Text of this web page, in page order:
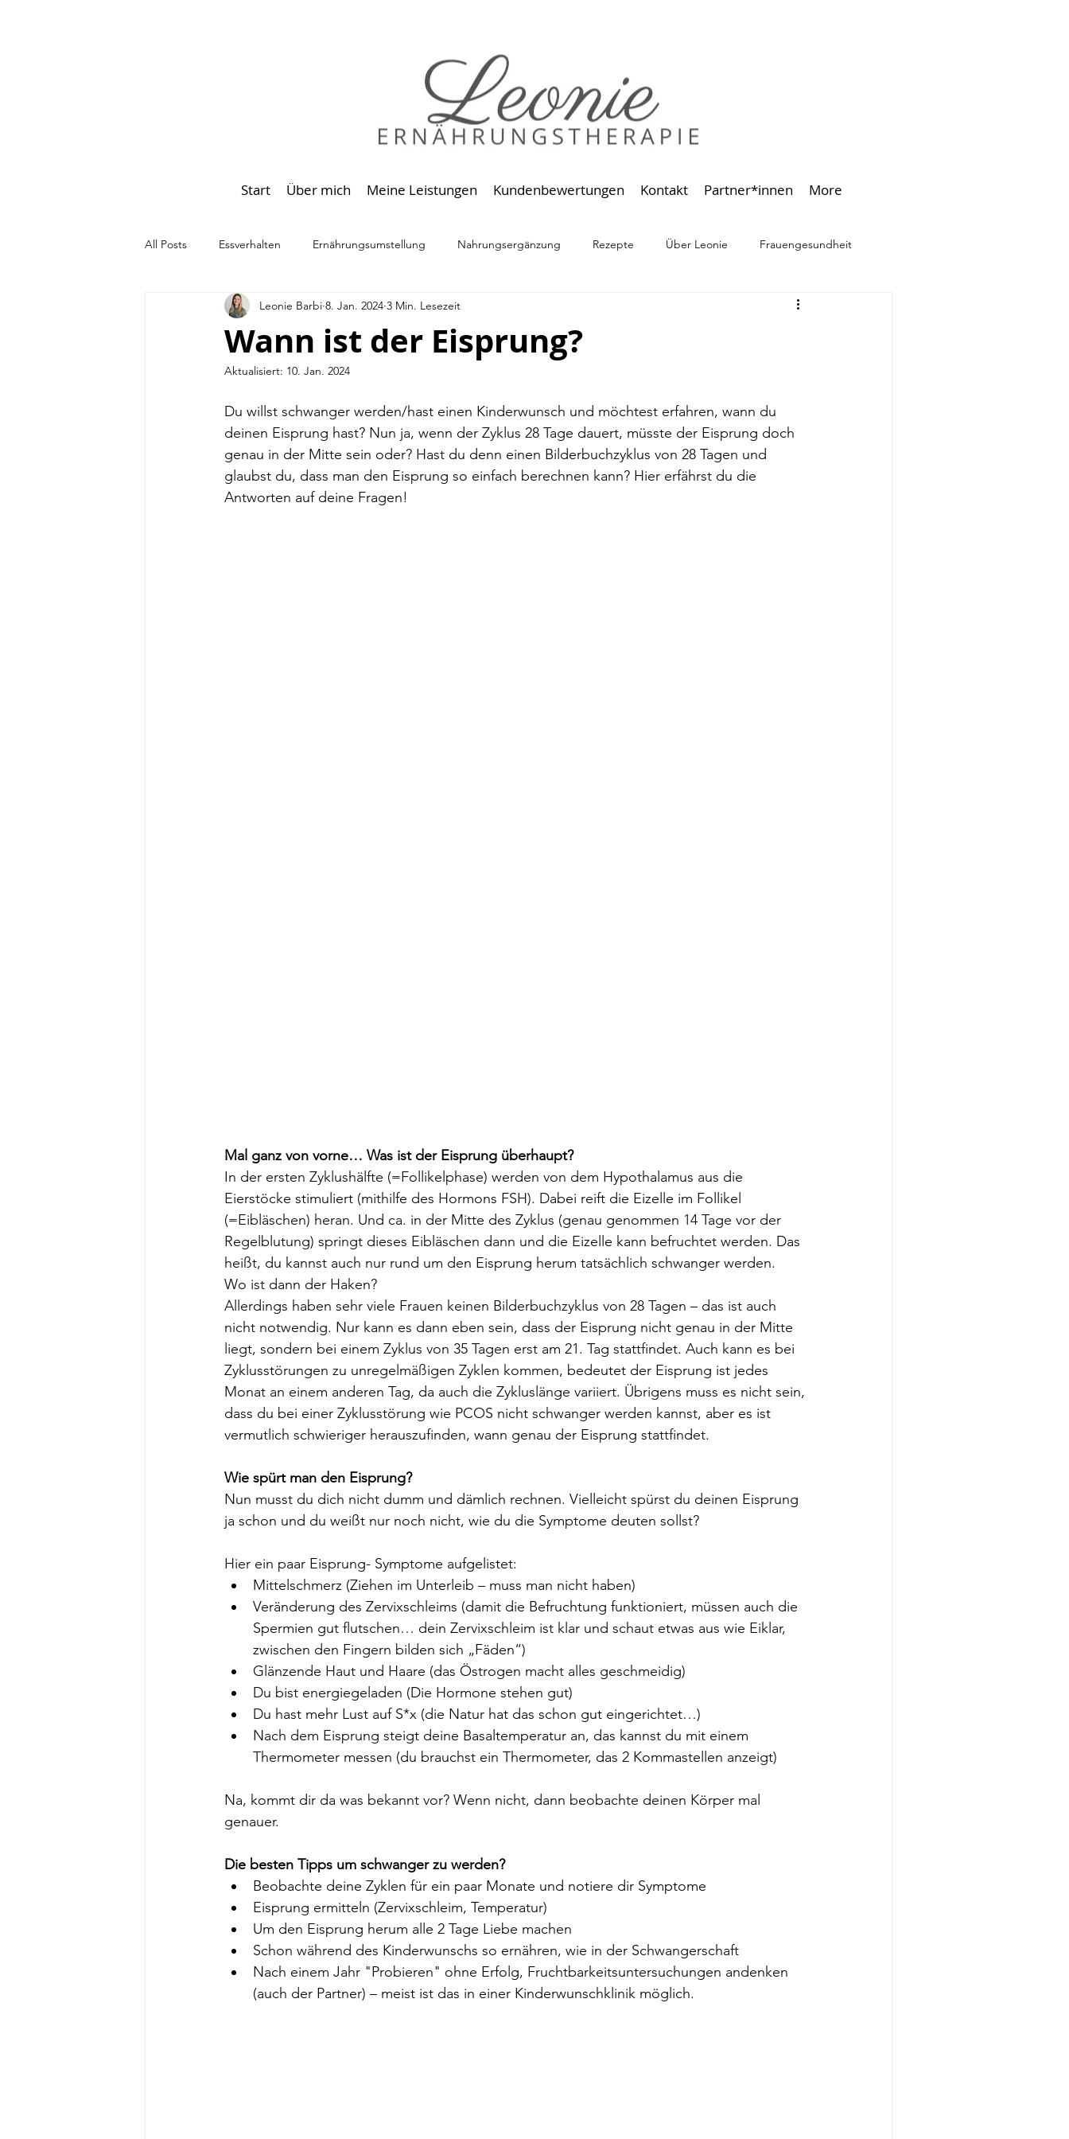
Start Über mich Meine Leistungen Kundenbewertungen Kontakt Partner*innen More
All Posts Essverhalten Ernährungsumstellung Nahrungsergänzung Rezepte Über Leonie Frauengesundheit
Diätmentalität
Wann ist der Eisprung?
Leonie Barbi 8. Jan. 2024 3 Min. Lesezeit
Aktualisiert: 10. Jan. 2024
Du willst schwanger werden/hast einen Kinderwunsch und möchtest erfahren, wann du
deinen Eisprung hast? Nun ja, wenn der Zyklus 28 Tage dauert, müsste der Eisprung doch
genau in der Mitte sein oder? Hast du denn einen Bilderbuchzyklus von 28 Tagen und
glaubst du, dass man den Eisprung so einfach berechnen kann? Hier erfährst du die
Antworten auf deine Fragen!
Mal ganz von vorne… Was ist der Eisprung überhaupt?
In der ersten Zyklushälfte (=Follikelphase) werden von dem Hypothalamus aus die
Eierstöcke stimuliert (mithilfe des Hormons FSH). Dabei reift die Eizelle im Follikel
(=Eibläschen) heran. Und ca. in der Mitte des Zyklus (genau genommen 14 Tage vor der
Regelblutung) springt dieses Eibläschen dann und die Eizelle kann befruchtet werden. Das
heißt, du kannst auch nur rund um den Eisprung herum tatsächlich schwanger werden.
Wo ist dann der Haken?
Allerdings haben sehr viele Frauen keinen Bilderbuchzyklus von 28 Tagen – das ist auch
nicht notwendig. Nur kann es dann eben sein, dass der Eisprung nicht genau in der Mitte
liegt, sondern bei einem Zyklus von 35 Tagen erst am 21. Tag stattfindet. Auch kann es bei
Zyklusstörungen zu unregelmäßigen Zyklen kommen, bedeutet der Eisprung ist jedes
Monat an einem anderen Tag, da auch die Zykluslänge variiert. Übrigens muss es nicht sein,
dass du bei einer Zyklusstörung wie PCOS nicht schwanger werden kannst, aber es ist
vermutlich schwieriger herauszufinden, wann genau der Eisprung stattfindet.
Wie spürt man den Eisprung?
Nun musst du dich nicht dumm und dämlich rechnen. Vielleicht spürst du deinen Eisprung
ja schon und du weißt nur noch nicht, wie du die Symptome deuten sollst?
Hier ein paar Eisprung- Symptome aufgelistet:
Mittelschmerz (Ziehen im Unterleib – muss man nicht haben)
Veränderung des Zervixschleims (damit die Befruchtung funktioniert, müssen auch die
Spermien gut flutschen… dein Zervixschleim ist klar und schaut etwas aus wie Eiklar,
zwischen den Fingern bilden sich „Fäden“)
Glänzende Haut und Haare (das Östrogen macht alles geschmeidig)
Du bist energiegeladen (Die Hormone stehen gut)
Du hast mehr Lust auf S*x (die Natur hat das schon gut eingerichtet…)
Nach dem Eisprung steigt deine Basaltemperatur an, das kannst du mit einem
Thermometer messen (du brauchst ein Thermometer, das 2 Kommastellen anzeigt)
Na, kommt dir da was bekannt vor? Wenn nicht, dann beobachte deinen Körper mal
genauer.
Die besten Tipps um schwanger zu werden?
Beobachte deine Zyklen für ein paar Monate und notiere dir Symptome
Eisprung ermitteln (Zervixschleim, Temperatur)
Um den Eisprung herum alle 2 Tage Liebe machen
Schon während des Kinderwunschs so ernähren, wie in der Schwangerschaft
Nach einem Jahr "Probieren" ohne Erfolg, Fruchtbarkeitsuntersuchungen andenken
(auch der Partner) – meist ist das in einer Kinderwunschklinik möglich.